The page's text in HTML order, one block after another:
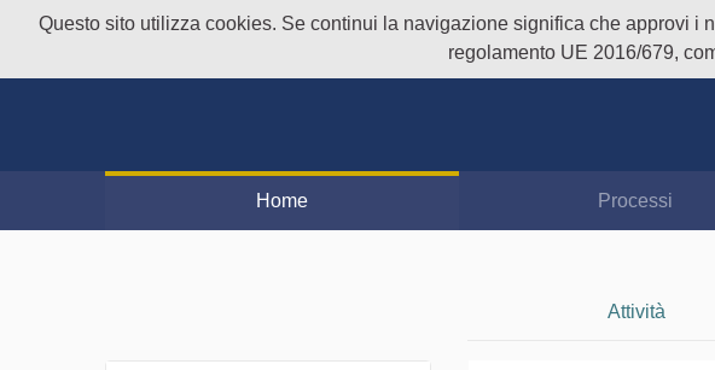
Questo sito utilizza cookies. Se continui la navigazione significa che approvi i
regolamento UE 2016/679,
Home Processi
Attività